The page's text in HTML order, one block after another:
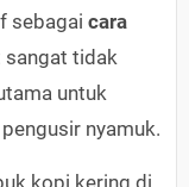
sebagai cara
sangat tidak
untuk
nyamuk.